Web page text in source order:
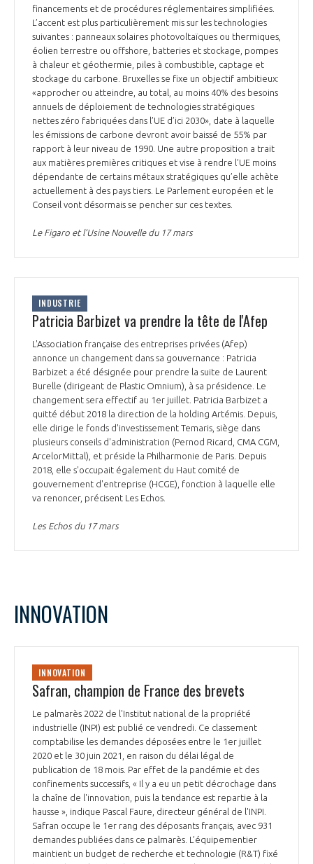
financements et de procédures réglementaires simplifiées.
L’accent est plus particulièrement mis sur les technologies
suivantes : panneaux solaires photovoltaïques ou thermiques,
éolien terrestre ou offshore, batteries et stockage, pompes
à chaleur et géothermie, piles à combustible, captage et
stockage du carbone. Bruxelles se fixe un objectif ambitieux:
«approcher ou atteindre, au total, au moins 40% des besoins
annuels de déploiement de technologies stratégiques
nettes zéro fabriquées dans l’UE d’ici 2030», date à laquelle
les émissions de carbone devront avoir baissé de 55% par
rapport à leur niveau de 1990. Une autre proposition a trait
aux matières premières critiques et vise à rendre l’UE moins
dépendante de certains métaux stratégiques qu’elle achète
actuellement à des pays tiers. Le Parlement européen et le
Conseil vont désormais se pencher sur ces textes.
Le Figaro et l’Usine Nouvelle du 17 mars
INDUSTRIE
Patricia Barbizet va prendre la tête de l'Afep
L'Association française des entreprises privées (Afep)
annonce un changement dans sa gouvernance : Patricia
Barbizet a été désignée pour prendre la suite de Laurent
Burelle (dirigeant de Plastic Omnium), à sa présidence. Le
changement sera effectif au 1er juillet. Patricia Barbizet a
quitté début 2018 la direction de la holding Artémis. Depuis,
elle dirige le fonds d'investissement Temaris, siège dans
plusieurs conseils d'administration (Pernod Ricard, CMA CGM,
ArcelorMittal), et préside la Philharmonie de Paris. Depuis
2018, elle s'occupait également du Haut comité de
gouvernement d'entreprise (HCGE), fonction à laquelle elle
va renoncer, précisent Les Echos.
Les Echos du 17 mars
INNOVATION
INNOVATION
Safran, champion de France des brevets
Le palmarès 2022 de l'Institut national de la propriété
industrielle (INPI) est publié ce vendredi. Ce classement
comptabilise les demandes déposées entre le 1er juillet
2020 et le 30 juin 2021, en raison du délai légal de
publication de 18 mois. Par effet de la pandémie et des
confinements successifs, « Il y a eu un petit décrochage dans
la chaîne de l'innovation, puis la tendance est repartie à la
hausse », indique Pascal Faure, directeur général de l'INPI.
Safran occupe le 1er rang des déposants français, avec 931
demandes publiées dans ce palmarès. L’équipementier
maintient un budget de recherche et technologie (R&T) fixé